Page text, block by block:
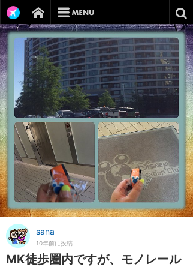
sana
10年前に投稿
MK徒歩圏内ですが、モノレール